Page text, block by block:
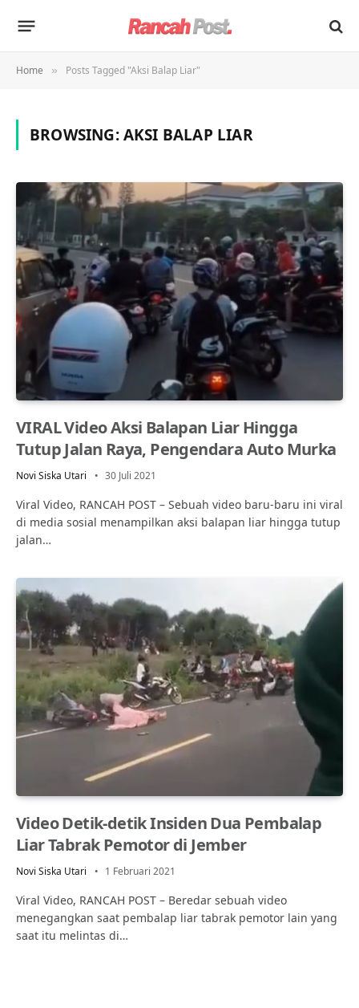
Home » Posts Tagged "Aksi Balap Liar"
BROWSING:AKSI BALAP LIAR
VIRAL Video Aksi Balapan Liar Hingga
Tutup Jalan Raya, Pengendara Auto Murka
Novi Siska Utari 30 Juli 2021
Viral Video, RANCAH POST – Sebuah video baru-baru ini viral
di media sosial menampilkan aksi balapan liar hingga tutup
jalan…
Video Detik-detik Insiden Dua Pembalap
Liar Tabrak Pemotor di Jember
Novi Siska Utari 1 Februari 2021
Viral Video, RANCAH POST – Beredar sebuah video
menegangkan saat pembalap liar tabrak pemotor lain yang
saat itu melintas di…